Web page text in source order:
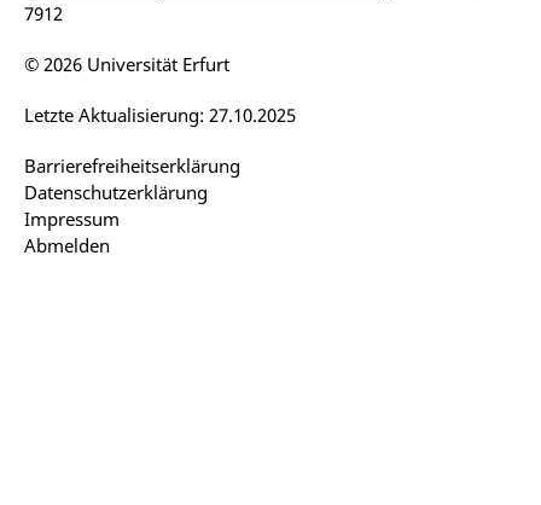
7912
Barrierefreiheitserklärung
Datenschutzerklärung
Impressum
Abmelden
Letzte Aktualisierung: 27.10.2025
© 2026 Universität Erfurt